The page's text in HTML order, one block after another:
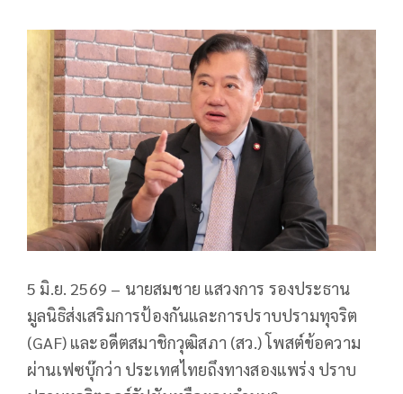
5 มิ.ย. 2569 – นายสมชาย แสวงการ รองประธาน
มูลนิธิส่งเสริมการป้องกันและการปราบปรามทุจริต
(GAF) และอดีตสมาชิกวุฒิสภา (สว.) โพสต์ข้อความ
ผ่านเฟซบุ๊กว่า ประเทศไทยถึงทางสองแพร่ง ปราบ